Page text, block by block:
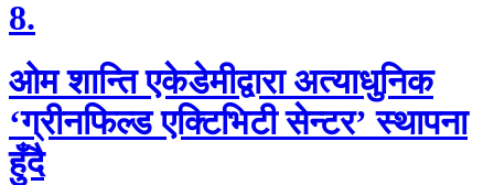
8.
ओम शान्ति एकेडेमीद्वारा अत्याधुनिक
‘ग्रीनफिल्ड एक्टिभिटी सेन्टर’ स्थापना
हुँदै